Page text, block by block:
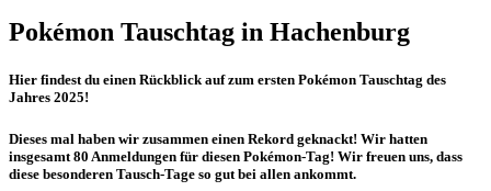
Pokémon Tauschtag in Hachenburg
Hier findest du einen Rückblick auf zum ersten Pokémon Tauschtag des
Jahres 2025!
Dieses mal haben wir zusammen einen Rekord geknackt! Wir hatten
insgesamt 80 Anmeldungen für diesen Pokémon-Tag! Wir freuen uns, dass
diese besonderen Tausch-Tage so gut bei allen ankommt.